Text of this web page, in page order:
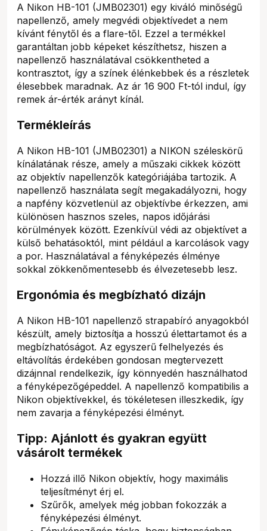
A Nikon HB-101 (JMB02301) egy kiváló minőségű
napellenző, amely megvédi objektívedet a nem
kívánt fénytől és a flare-től. Ezzel a termékkel
garantáltan jobb képeket készíthetsz, hiszen a
napellenző használatával csökkentheted a
kontrasztot, így a színek élénkebbek és a részletek
élesebbek maradnak. Az ár 16 900 Ft-tól indul, így
remek ár-érték arányt kínál.
Termékleírás
A Nikon HB-101 (JMB02301) a NIKON széleskörű
kínálatának része, amely a műszaki cikkek között
az objektív napellenzők kategóriájába tartozik. A
napellenző használata segít megakadályozni, hogy
a napfény közvetlenül az objektívbe érkezzen, ami
különösen hasznos szeles, napos időjárási
körülmények között. Ezenkívül védi az objektívet a
külső behatásoktól, mint például a karcolások vagy
a por. Használatával a fényképezés élménye
sokkal zökkenőmentesebb és élvezetesebb lesz.
Ergonómia és megbízható dizájn
A Nikon HB-101 napellenző strapabíró anyagokból
készült, amely biztosítja a hosszú élettartamot és a
megbízhatóságot. Az egyszerű felhelyezés és
eltávolítás érdekében gondosan megtervezett
dizájnnal rendelkezik, így könnyedén használhatod
a fényképezőgépeddel. A napellenző kompatibilis a
Nikon objektívekkel, és tökéletesen illeszkedik, így
nem zavarja a fényképezési élményt.
Tipp: Ajánlott és gyakran együtt
vásárolt termékek
Hozzá illő Nikon objektív, hogy maximális
teljesítményt érj el.
Szűrők, amelyek még jobban fokozzák a
fényképezési élményt.